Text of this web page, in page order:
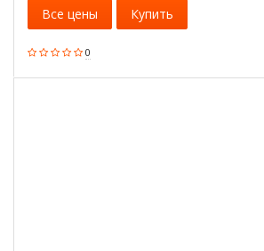
0
Все цены Купить